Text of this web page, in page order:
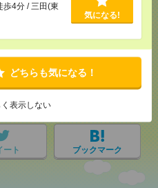
歩4分 / 三田(東
気になる!
どちらも気になる！
く表示しない
ージへ
なる！
LINE
ート ブックマーク